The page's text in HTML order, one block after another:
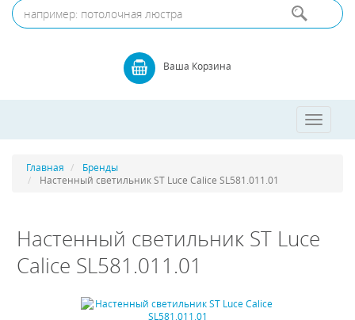
Ваша Корзина
Toggle
Главная
Бренды
Настенный светильник ST Luce Calice SL581.011.01
Настенный светильник ST Luce
Calice SL581.011.01